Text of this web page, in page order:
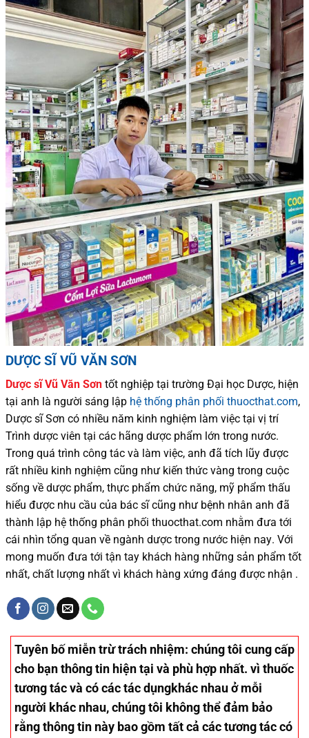
DƯỢC SĨ VŨ VĂN SƠN
Dược sĩVũ Văn Sơn tốt nghiệp tại trường Đại học Dược, hiện
tại anh là người sáng lập hệ thống phân phối thuocthat.com,
Dược sĩSơn có nhiều năm kinh nghiệm làm việc tại vị trí
Trình dược viên tại các hãng dược phẩm lớn trong nước.
Trong quá trình công tác và làm việc, anh đã tích lũy được
rất nhiều kinh nghiệm cũng như kiến thức vàng trong cuộc
sống về dược phẩm, thực phẩm chức năng, mỹ phẩm thấu
hiểu được nhu cầu của bác sĩcũng như bệnh nhân anh đã
thành lập hệ thống phân phối thuocthat.com nhằm đưa tới
cái nhìn tổng quan về ngành dược trong nước hiện nay. Với
mong muốn đưa tới tận tay khách hàng những sản phẩm tốt
nhất, chất lượng nhất vì khách hàng xứng đáng được nhận .
Tuyên bố miễn trừ trách nhiệm: chúng tôi cung cấp
cho bạn thông tin hiện tại và phù hợp nhất. vì thuốc
tương tác và có các tác dụngkhác nhau ở mỗi
người khác nhau, chúng tôi không thể đảm bảo
rằng thông tin này bao gồm tất cả các tương tác có